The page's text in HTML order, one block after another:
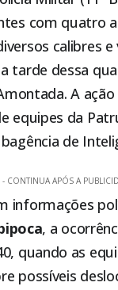
com quatro
calibres
tarde dessa
. A
equipes da
de
- CONTINUA APÓS A
informações
, a
quando as
possíveis